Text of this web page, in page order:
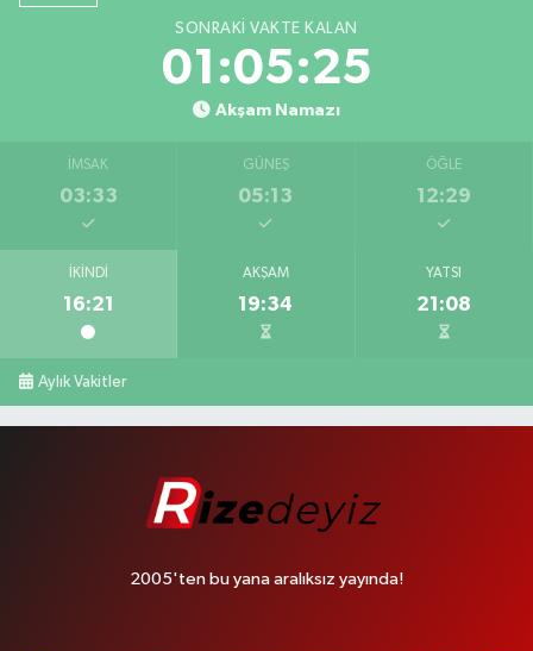
SONRAKI VAKTE KALAN
01:05:24
Akşam Namazı
İMSAK
03:33
GÜNEŞ
05:13
ÖĞLE
12:29
İKINDI
16:21
AKŞAM
19:34
YATSI
21:08
Aylık Vakitler
2005'ten bu yana aralıksız yayında!